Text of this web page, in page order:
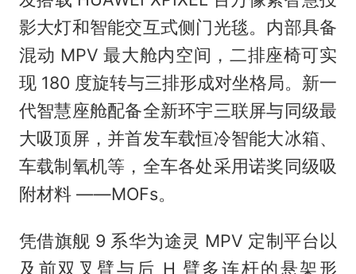
影大灯和智能交互式侧门光毯。内部具备
混动 MPV 最大舱内空间，二排座椅可实
现 180 度旋转与三排形成对坐格局。新一
代智慧座舱配备全新环宇三联屏与同级最
大吸顶屏，并首发车载恒冷智能大冰箱、
车载制氧机等，全车各处采用诺奖同级吸
附材料 ——MOFs。
凭借旗舰 9 系华为途灵 MPV 定制平台以
及前双叉臂与后 H 臂多连杆的悬架形